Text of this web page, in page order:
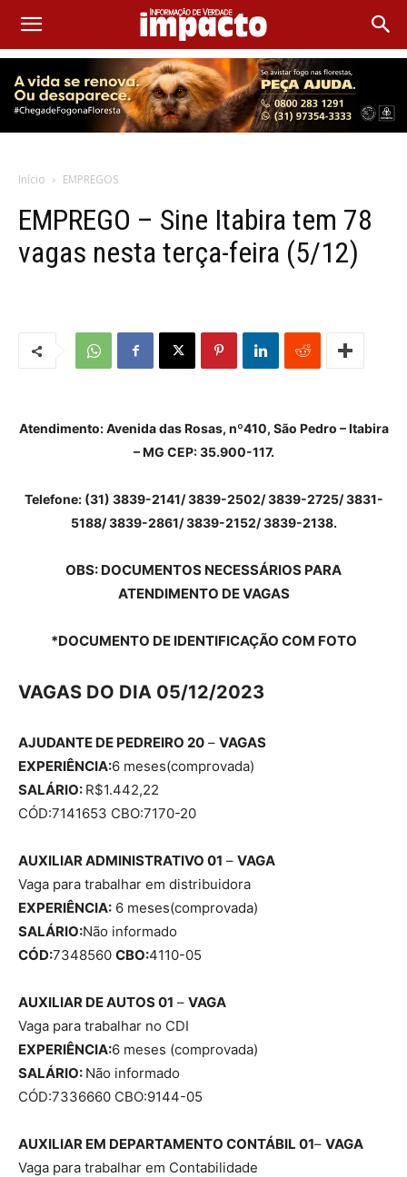
Início EMPREGOS
EMPREGO – Sine Itabira tem 78
vagas nesta terça-feira (5/12)
Atendimento: Avenida das Rosas, nº410, São Pedro – Itabira
– MG CEP: 35.900-117.
Telefone: (31) 3839-2141/ 3839-2502/ 3839-2725/ 3831-
5188/ 3839-2861/ 3839-2152/ 3839-2138.
OBS: DOCUMENTOS NECESSÁRIOS PARA
ATENDIMENTO DE VAGAS
*DOCUMENTO DE IDENTIFICAÇÃO COM FOTO
VAGAS DO DIA 05/12/2023
AJUDANTE DE PEDREIRO 20 – VAGAS
EXPERIÊNCIA:6 meses(comprovada)
SALÁRIO: R$1.442,22
CÓD:7141653 CBO:7170-20
AUXILIAR ADMINISTRATIVO 01 – VAGA
Vaga para trabalhar em distribuidora
EXPERIÊNCIA: 6 meses(comprovada)
SALÁRIO:Não informado
CÓD:7348560 CBO:4110-05
AUXILIAR DE AUTOS 01 – VAGA
Vaga para trabalhar no CDI
EXPERIÊNCIA:6 meses (comprovada)
SALÁRIO: Não informado
CÓD:7336660 CBO:9144-05
AUXILIAR EM DEPARTAMENTO CONTÁBIL 01– VAGA
Vaga para trabalhar em Contabilidade